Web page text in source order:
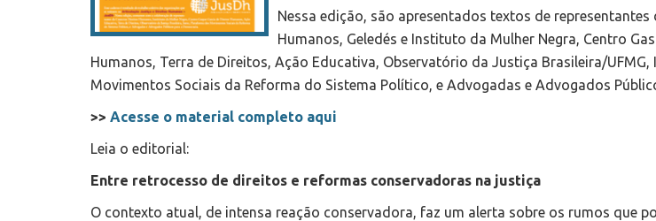
Nessa edição, são apresentados textos de representantes
Humanos, Geledés e Instituto da Mulher Negra, Centro
Humanos, Terra de Direitos, Ação Educativa, Observatório da Justiça Brasileira/UFMG,
Movimentos Sociais da Reforma do Sistema Político, e Advogadas e Advogados
>> Acesse o material completo aqui
Leia o editorial:
Entre retrocesso de direitos e reformas conservadoras na justiça
O contexto atual, de intensa reação conservadora, faz um alerta sobre os rumos que